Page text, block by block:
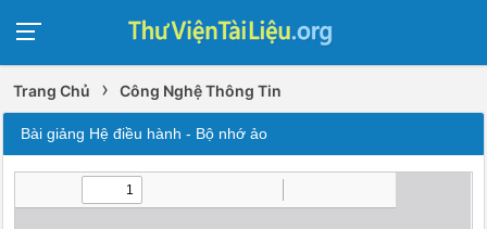
Trang Chủ › Công Nghệ Thông Tin
Bài giảng Hệ điều hành - Bộ nhớ ảo